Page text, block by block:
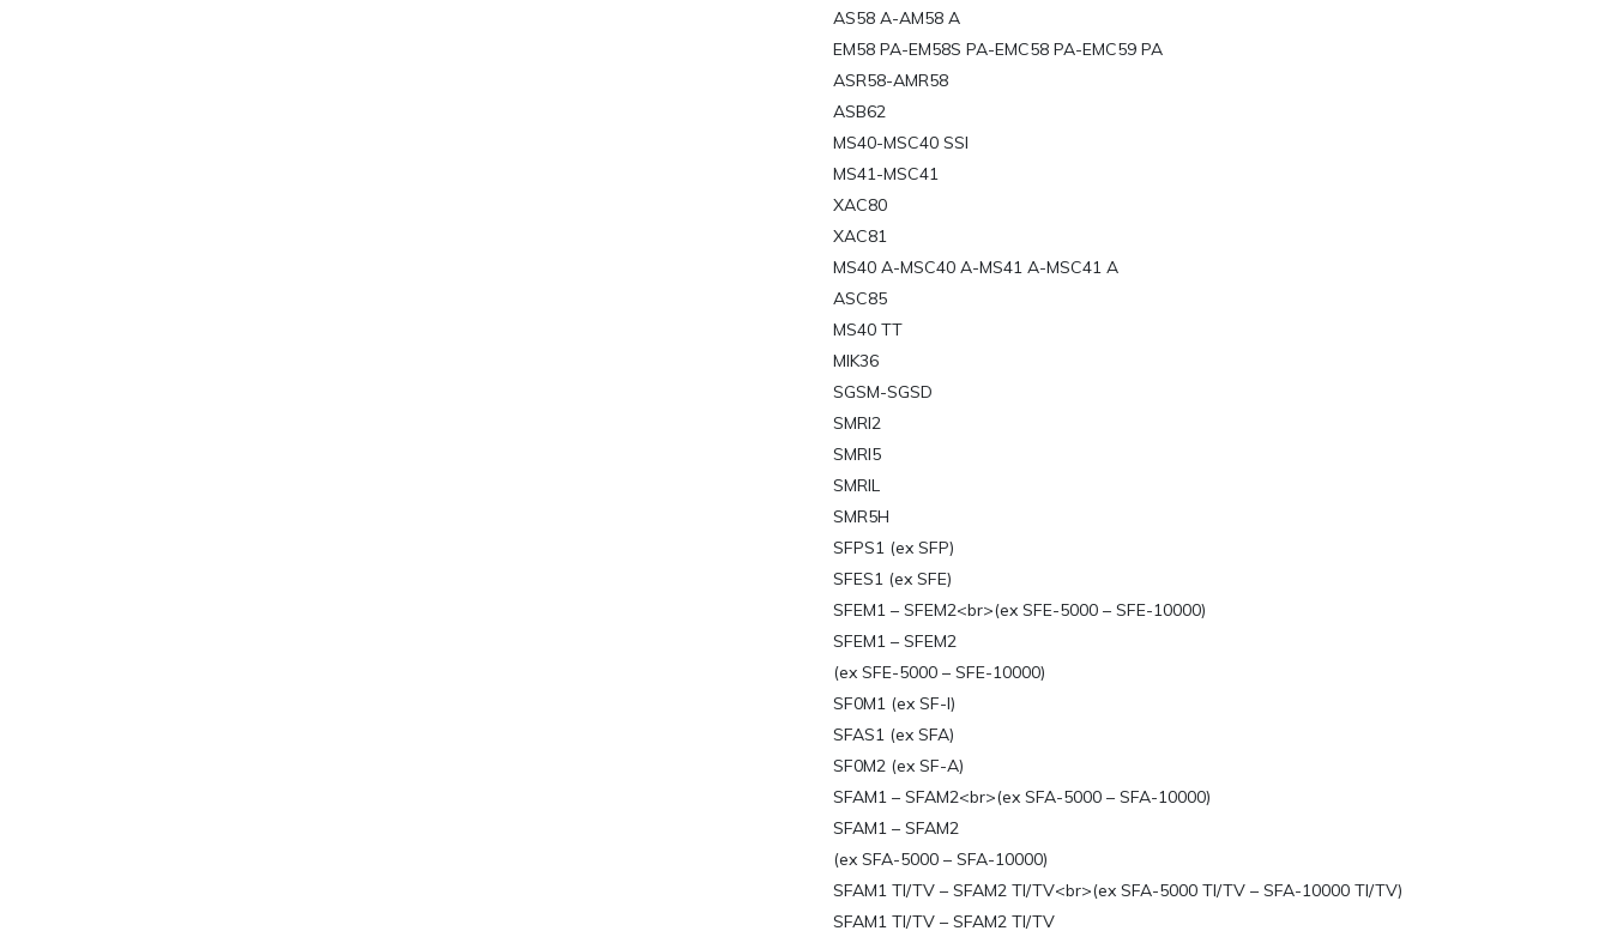
AS58 A-AM58 A
EM58 PA-EM58S PA-EMC58 PA-EMC59 PA
ASR58-AMR58
ASB62
MS40-MSC40 SSI
MS41-MSC41
XAC80
XAC81
MS40 A-MSC40 A-MS41 A-MSC41 A
ASC85
MS40 TT
MIK36
SGSM-SGSD
SMRI2
SMRI5
SMRIL
SMR5H
SFPS1 (ex SFP)
SFES1 (ex SFE)
SFEM1 – SFEM2<br>(ex SFE-5000 – SFE-10000)
SFEM1 – SFEM2
(ex SFE-5000 – SFE-10000)
SF0M1 (ex SF-I)
SFAS1 (ex SFA)
SF0M2 (ex SF-A)
SFAM1 – SFAM2<br>(ex SFA-5000 – SFA-10000)
SFAM1 – SFAM2
(ex SFA-5000 – SFA-10000)
SFAM1 TI/TV – SFAM2 TI/TV<br>(ex SFA-5000 TI/TV – SFA-10000 TI/TV)
SFAM1 TI/TV – SFAM2 TI/TV